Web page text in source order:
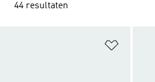
44 resultaten